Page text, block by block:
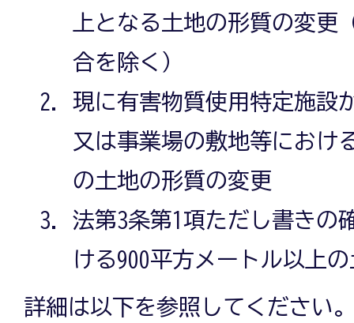
上となる土地の形質の変更
合を除く）
現に有害物質使用特定施設
又は事業場の敷地等におけ
の土地の形質の変更
法第3条第1項ただし書きの
ける900平方メートル以上
詳細は以下を参照してください